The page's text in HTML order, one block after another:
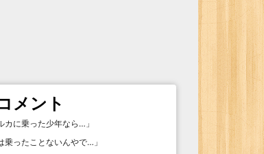
メント
カに乗った少年なら… 」
乗ったことないんやで… 」